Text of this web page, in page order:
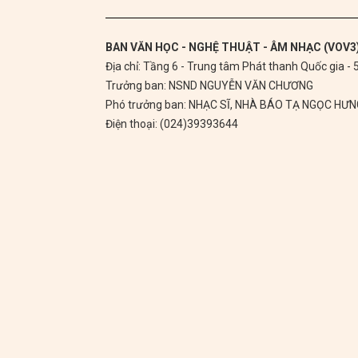
BAN VĂN HỌC - NGHỆ THUẬT - ÂM NHẠC
Địa chỉ: Tầng 6 - Trung tâm Phát thanh Quốc gia -
Trưởng ban: NSND NGUYỄN VĂN CHƯƠNG
Phó trưởng ban: NHẠC SĨ, NHÀ BÁO TẠ NGỌC
Điện thoại: (024)39393644